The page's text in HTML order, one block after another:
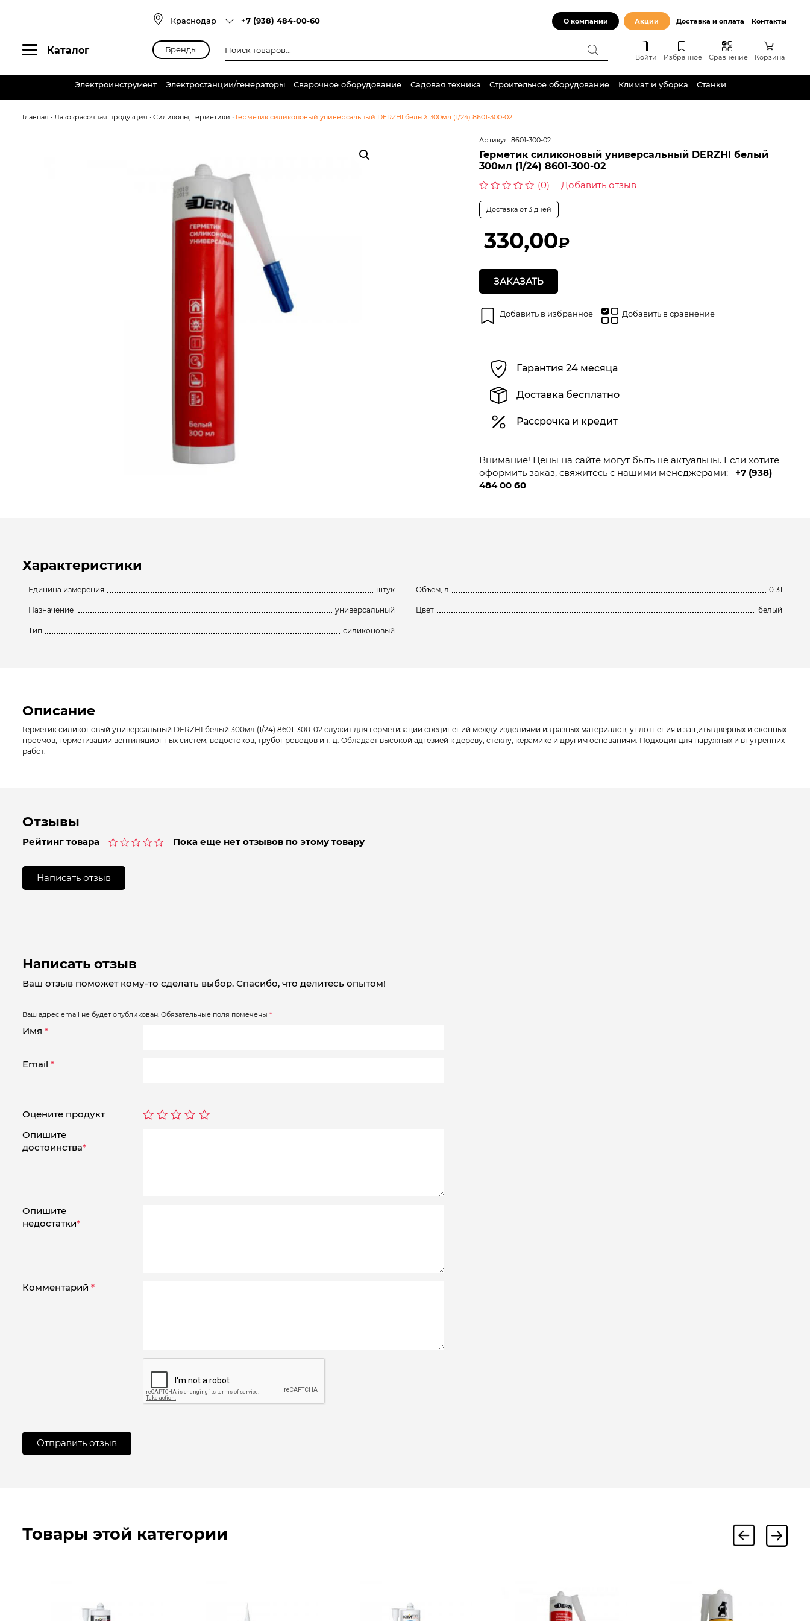
Краснодар +7 (938) 484-00-60 О компании Акции Доставка и оплата Контакты
Каталог Бренды товаров
Войти Избранное Сравнение Корзина
Электроинструмент Электростанции/генераторы Сварочное оборудование Садовая техника Строительное оборудование Климат и уборка Станки
Главная • Лакокрасочная продукция • Силиконы, герметики • Герметик силиконовый универсальный DERZHI белый 300мл (1/24) 8601-300-02
Артикул:8601-300-02
Герметик силиконовый универсальный DERZHI белый
300мл (1/24) 8601-300-02
0
из
(0) Добавить отзыв
Доставка от 3 дней
330,00₽
ЗАКАЗАТЬ
Добавить в избранное Добавить в сравнение
Гарантия 24 месяца
Доставка бесплатно
Рассрочка и кредит
Внимание! Цены на сайте могут быть не актуальны. Если хотите
оформить заказ, свяжитесь с нашими менеджерами:
+7 (938)
484 00 60
Характеристики
Единица измерения штук
Назначение универсальный
Тип силиконовый
Объем, л 0.31
Цвет белый
Описание
Герметик силиконовый универсальный DERZHI белый 300мл (1/24) 8601-300-02 служит для герметизации соединений между изделиями из разных материалов, уплотнения и защиты дверных и оконных
проемов, герметизации вентиляционных систем, водостоков, трубопроводов и т. д. Обладает высокой адгезией к дереву, стеклу, керамике и другим основаниям. Подходит для наружных и внутренних
работ.
Отзывы
Рейтинг товара
0
5
Пока еще нет отзывов по этому товару
Написать отзыв
Написать отзыв
Ваш отзыв поможет кому-то сделать выбор. Спасибо, что делитесь опытом!
Ваш адрес email не будет опубликован. Обязательные поля помечены *
Имя *
Email *
Оцените продукт
Опишите
достоинства*
Опишите
недостатки*
Комментарий *
Товары этой категории